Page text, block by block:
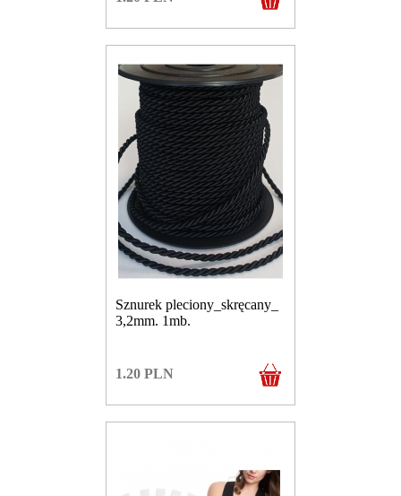
Sznurek pleciony_skręcany_
3,2mm. 1mb.
1.20 PLN